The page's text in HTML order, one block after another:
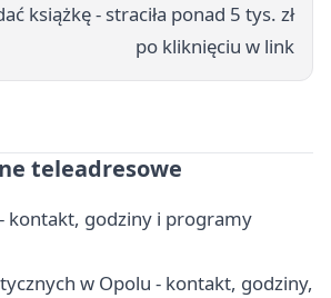
książkę - straciła ponad 5 tys. zł
po kliknięciu w link
teleadresowe
kontakt, godziny i programy
w Opolu - kontakt, godziny,